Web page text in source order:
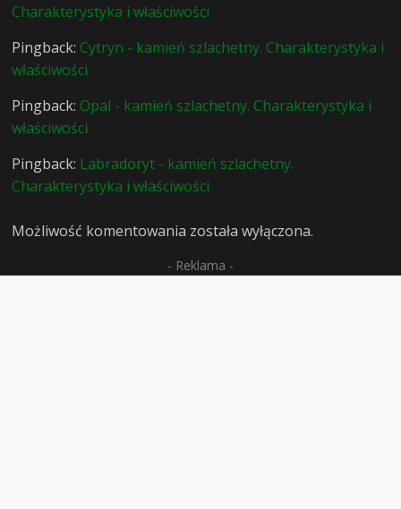
Charakterystyka i właściwości
Pingback: Cytryn - kamień szlachetny. Charakterystyka i
właściwości
Pingback: Opal - kamień szlachetny. Charakterystyka i
właściwości
Pingback: Labradoryt - kamień szlachetny.
Charakterystyka i właściwości
Możliwość komentowania została wyłączona.
- Reklama -